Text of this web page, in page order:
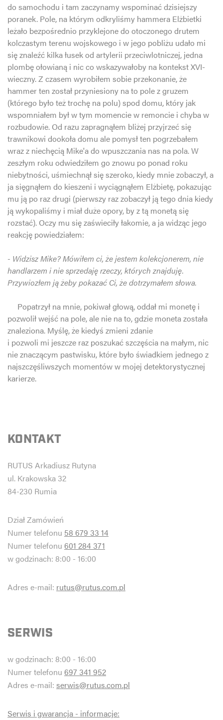
do samochodu i tam zaczynamy wspominać dzisiejszy
poranek. Pole, na którym odkryliśmy hammera Elżbietki
leżało bezpośrednio przyklejone do otoczonego drutem
kolczastym terenu wojskowego i w jego pobliżu udało mi
się znaleźć kilka łusek od artylerii przeciwlotniczej, jedna
plombę ołowianą i nic co wskazywałoby na kontekst XVI-
wieczny. Z czasem wyrobiłem sobie przekonanie, że
hammer ten został przyniesiony na to pole z gruzem
(którego było też trochę na polu) spod domu, który jak
wspomniałem był w tym momencie w remoncie i chyba w
rozbudowie. Od razu zapragnąłem bliżej przyjrzeć się
trawnikowi dookoła domu ale pomysł ten pogrzebałem
wraz z niechęcią Mike'a do wpuszczania nas na pola. W
zeszłym roku odwiedziłem go znowu po ponad roku
niebytności, uśmiechnął się szeroko, kiedy mnie zobaczył, a
ja sięgnąłem do kieszeni i wyciągnąłem Elżbietę, pokazując
mu ją po raz drugi (pierwszy raz zobaczył ją tego dnia kiedy
ją wykopaliśmy i miał duże opory, by z tą monetą się
rozstać). Oczy mu się zaświeciły łakomie, a ja widząc jego
reakcję powiedziałem:
- Widzisz Mike? Mówiłem ci, że jestem kolekcjonerem, nie
handlarzem i nie sprzedaję rzeczy, których znajduję.
Przywiozłem ją żeby pokazać Ci, że dotrzymałem słowa.
Popatrzył na mnie, pokiwał głową, oddał mi monetę i
pozwolił wejść na pole, ale nie na to, gdzie moneta została
znaleziona. Myślę, że kiedyś zmieni zdanie
i pozwoli mi jeszcze raz poszukać szczęścia na małym, nic
nie znaczącym pastwisku, które było świadkiem jednego z
najszczęśliwszych momentów w mojej detektorystycznej
karierze.
KONTAKT
RUTUS Arkadiusz Rutyna
ul. Krakowska 32
84-230 Rumia
Dział Zamówień
Numer telefonu 58 679 33 14
Numer telefonu 601 284 371
w godzinach: 8:00 - 16:00
Adres e-mail: rutus@rutus.com.pl
SERWIS
w godzinach: 8:00 - 16:00
Numer telefonu 697 341 952
Adres e-mail: serwis@rutus.com.pl
Serwis i gwarancja - informacje: